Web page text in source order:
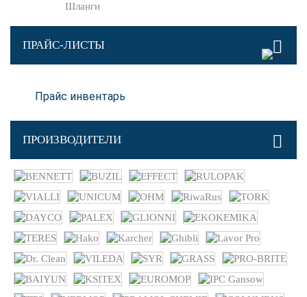
Шланги
ПРАЙС-ЛИСТЫ
Прайс инвентарь
ПРОИЗВОДИТЕЛИ